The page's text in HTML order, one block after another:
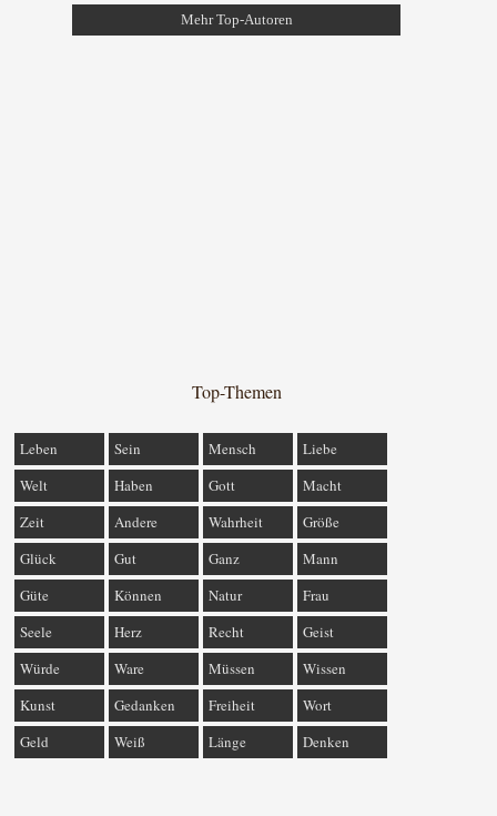
Mehr Top-Autoren
Top-Themen
Leben Sein Mensch
Liebe
Welt
Haben Gott
Macht
Zeit
Andere Wahrheit
Größe
Glück
Gut Ganz
Mann
Güte
Können Natur
Frau
Seele
Herz Recht
Geist
Würde
Ware Müssen
Wissen
Kunst
Gedanken Freiheit
Wort
Geld
Weiß Länge Denken